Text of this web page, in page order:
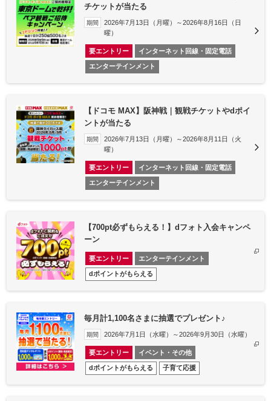
チケットが当たる
期間
2026年7月13日（月曜）～2026年8月16日（日
曜）
要エントリー インターネット回線・固定電話
エンターテインメント
【ドコモ MAX】阪神戦｜観戦チケットやdポイ
ントが当たる
期間
2026年7月13日（月曜）～2026年8月11日（火
曜）
要エントリー インターネット回線・固定電話
エンターテインメント
【700pt必ずもらえる！】dフォト入会キャンペ
ーン
要エントリー エンターテインメント
dポイントがもらえる
毎月計1,100名さまに抽選でプレゼント♪
期間 2026年7月1日（水曜）～2026年9月30日（水曜）
要エントリー イベント・その他
dポイントがもらえる 子育て応援